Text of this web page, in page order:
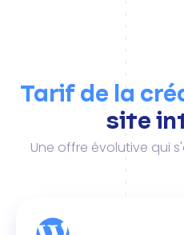
Tarif de la
site
Une offre évolutive qui